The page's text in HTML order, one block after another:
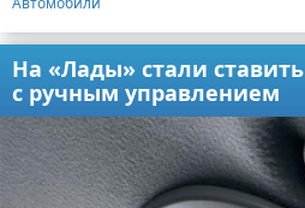
На «Лады» стали
с ручным управлением